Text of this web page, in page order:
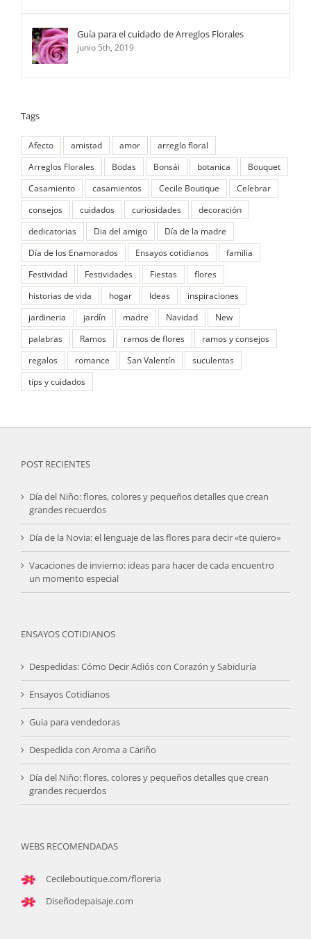
Guía para el cuidado de Arreglos Florales
junio 5th, 2019
Tags
Afecto amistad amor
arreglo floral
Arreglos Florales
Bodas Bonsái botanica
Bouquet
Casamiento
casamientos Cecile Boutique
Celebrar
consejos
cuidados curiosidades
decoración
dedicatorias
Dia del amigo
Día de la madre
Día de los Enamorados
Ensayos cotidianos
familia
Festividad
Festividades Fiestas
flores
historias de vida
hogar Ideas
inspiraciones
jardineria
jardín madre Navidad
New
palabras
Ramos ramos de flores
ramos y consejos
regalos
romance San Valentín
suculentas
tips y cuidados
POST RECIENTES
Día del Niño: flores, colores y pequeños detalles que crean
grandes recuerdos
Día de la Novia: el lenguaje de las flores para decir «te quiero»
Vacaciones de invierno: ideas para hacer de cada encuentro
un momento especial
ENSAYOS COTIDIANOS
Despedidas: Cómo Decir Adiós con Corazón y Sabiduría
Ensayos Cotidianos
Guia para vendedoras
Despedida con Aroma a Cariño
Día del Niño: flores, colores y pequeños detalles que crean
grandes recuerdos
WEBS RECOMENDADAS
Cecileboutique.com/floreria
Diseñodepaisaje.com